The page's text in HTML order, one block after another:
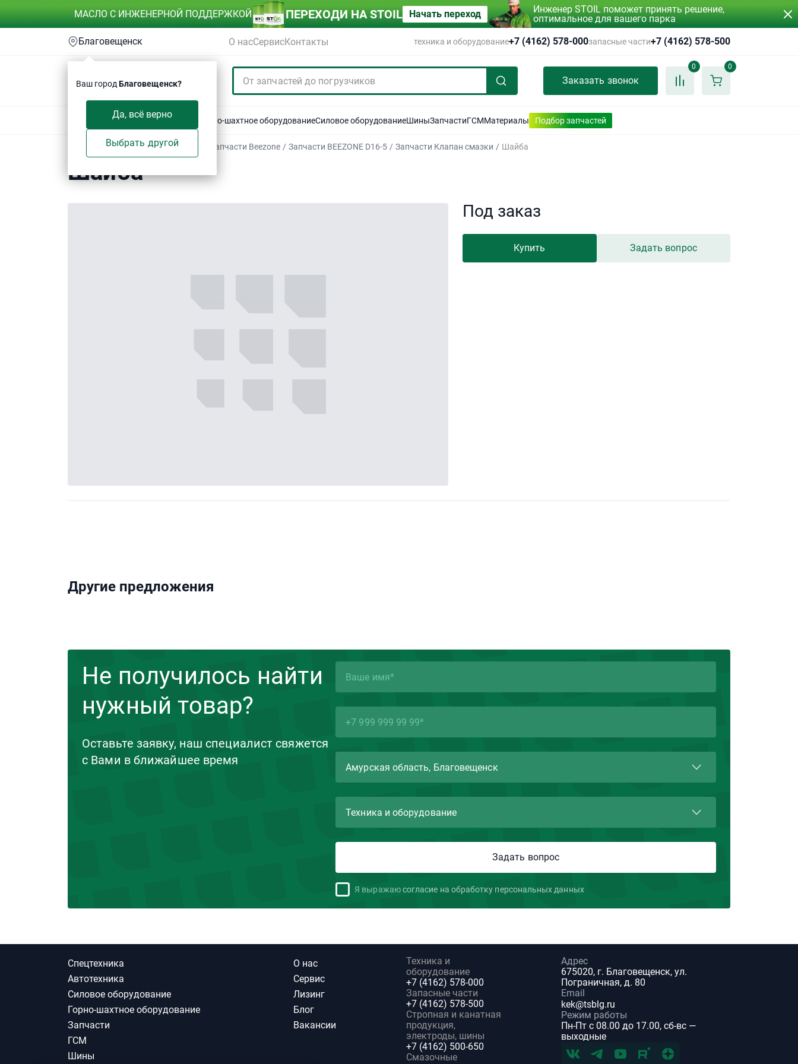
МАСЛО С ИНЖЕНЕРНОЙ ПОДДЕРЖКОЙ ПЕРЕХОДИ НА STOIL Начать переход
Инженер STOIL поможет принять решение,
оптимальное для вашего парка
Благовещенск
Ваш город Благовещенск?
Да, всё верно
Выбрать другой
О насСервисКонтакты техника и оборудование+7 (4162) 578-000запасные части+7 (4162) 578-500
Заказать звонок
0 0
СпецтехникаАвтотехника Горно-шахтное оборудованиеСиловое оборудованиеШиныЗапчастиГСММатериалы Подбор запчастей
Техсервис / Электронный каталог Запчасти Beezone / Запчасти BEEZONE D16-5 / Запчасти Клапан смазки / Шайба
Шайба
Под заказ
Купить Задать вопрос
Другие предложения
Не получилось найти
нужный товар?
Оставьте заявку, наш специалист свяжется
с Вами в ближайшее время
Я выражаюсогласие на обработку персональных данных
Спецтехника
Автотехника
Силовое оборудование
Горно-шахтное оборудование
Запчасти
ГСМ
Шины
О нас
Сервис
Лизинг
Блог
Вакансии
Техника и
оборудование
+7 (4162) 578-000
Запасные части
+7 (4162) 578-500
Стропная и канатная
продукция,
электроды, шины
+7 (4162) 500-650
Смазочные
Адрес
675020, г. Благовещенск, ул.
Пограничная, д. 80
Email
kek@tsblg.ru
Режим работы
Пн-Пт с 08.00 до 17.00, сб-вс —
выходные